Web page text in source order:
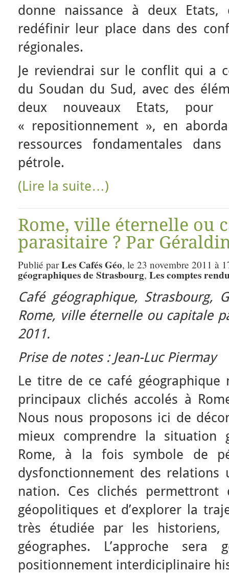
donne naissance à deux
redéfinir leur place dans des
régionales.
Je reviendrai sur le conflit qui a
du Soudan du Sud, avec des
deux nouveaux Etats, pour
« repositionnement », en
ressources fondamentales
pétrole.
(Lire la suite…)
Rome, ville éternelle ou
parasitaire ? Par
Publié parLes Cafés Géo, le 23 novembre 2011 à
géographiques de Strasbourg, Les comptes
Café géographique, Strasbourg,
Rome, ville éternelle ou capitale
2011.
Prise de notes : Jean-Luc Piermay
Le titre de ce café géographique
principaux clichés accolés à
Nous nous proposons ici de
mieux comprendre la situation
Rome, à la fois symbole de
dysfonctionnement des
nation. Ces clichés
géopolitiques et d’explorer la
très étudiée par les historiens,
géographes. L’approche sera
positionnement interdiciplinaire